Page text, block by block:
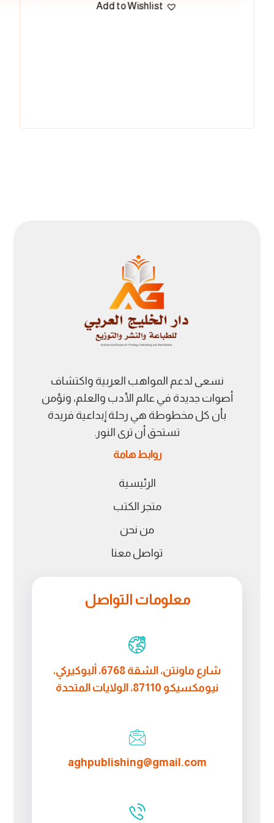
Add to Wishlist
نسعى لدعم المواهب العربية واكتشاف
أصوات جديدة في عالم الأدب والعلم، ونؤمن
بأن كل مخطوطة هي رحلة إبداعية فريدة
تستحق أن ترى النور.
روابط هامة
الرئيسية
متجر الكتب
من نحن
تواصل معنا
معلومات التواصل
شارع ماونتن، الشقة 6768، ألبوكيركي،
نيومكسيكو 87110، الولايات المتحدة
aghpublishing@gmail.com